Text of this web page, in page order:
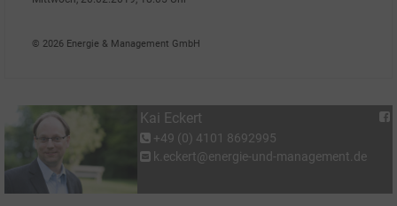
© 2026 Energie & Management GmbH
Kai Eckert
+49 (0) 4101 8692995
k.eckert@energie-und-management.de